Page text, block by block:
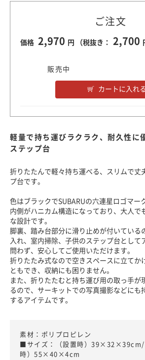
ご注文
価格 2,970 円 （税抜き： 2,700
販売中
カートに入れる
軽量で持ち運びラクラク、耐久性に
ステップ台
折りたたんで軽々持ち運べる、スリムで丈
プ台です。
色はブラックでSUBARUの六連星ロゴマー
内側がハニカム構造になっており、大人で
な設計です。
脚裏、踏み台部分に滑り止めが付いている
入れ、室内掃除、子供のステップ台として
問わず、安心してご使用いただけます。
折りたたみ式なので空きスペースに立てか
ともでき、収納にも困りません。
また、折りたたむと持ち運び用の取っ手が
るので、サーキットでの写真撮影などにも
するアイテムです。
素材：ポリプロピレン
■サイズ：（設置時）39×32×39cm/
時）55×40×4cm